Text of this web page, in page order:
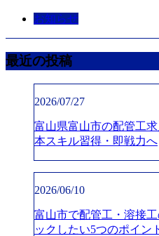
お知らせ
最近の投稿
2026/07/27
富山県富山市の配管工
本スキル習得・即戦力へ
2026/06/10
富山市で配管工・溶接
ックしたい5つのポイン